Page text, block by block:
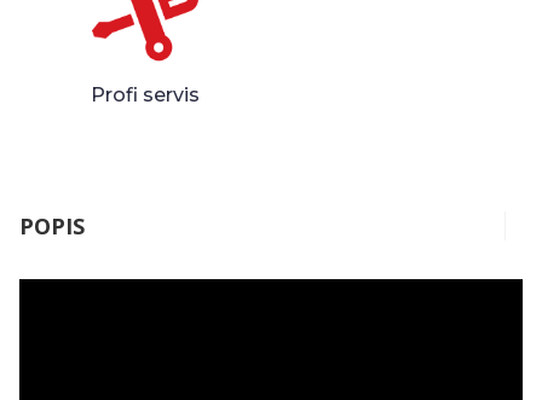
Profi servis
POPIS